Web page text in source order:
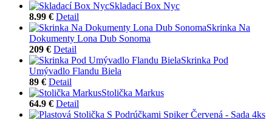
Skladací Box Nyc
8.99 € Detail
Skrinka Na
Dokumenty Lona Dub Sonoma
209 € Detail
Skrinka Pod
Umývadlo Flandu Biela
89 € Detail
Stolička Markus
64.9 € Detail